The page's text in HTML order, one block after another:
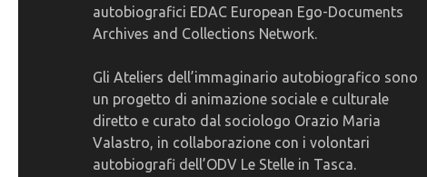
autobiografici EDAC European Ego-Documents
Archives and Collections Network.
Gli Ateliers dell’immaginario autobiografico sono
un progetto di animazione sociale e culturale
diretto e curato dal sociologo Orazio Maria
Valastro, in collaborazione con i volontari
autobiografi dell’ODV Le Stelle in Tasca.